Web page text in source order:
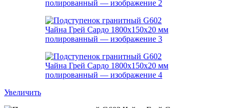
Увеличить